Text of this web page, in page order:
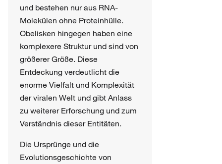
und bestehen nur aus RNA-
Molekülen ohne Proteinhülle.
Obelisken hingegen haben eine
komplexere Struktur und sind von
größerer Größe. Diese
Entdeckung verdeutlicht die
enorme Vielfalt und Komplexität
der viralen Welt und gibt Anlass
zu weiterer Erforschung und zum
Verständnis dieser Entitäten.
Die Ursprünge und die
Evolutionsgeschichte von